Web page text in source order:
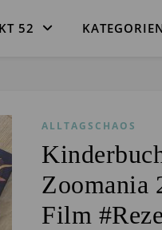
52
ALLTAGSCHAOS
Zoomania
Film